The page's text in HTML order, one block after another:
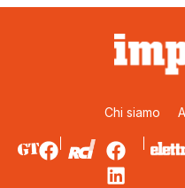
Chi siamo